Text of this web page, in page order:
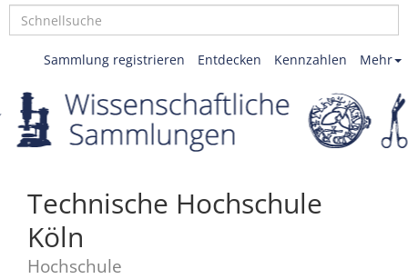
Mehr
Kennzahlen
Entdecken
Sammlung registrieren
Technische Hochschule
Köln
Hochschule